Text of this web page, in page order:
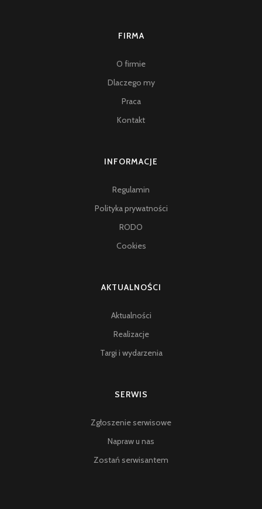
FIRMA
O firmie
Dlaczego my
Praca
Kontakt
INFORMACJE
Regulamin
Polityka prywatności
RODO
Cookies
AKTUALNOŚCI
Aktualności
Realizacje
Targi i wydarzenia
SERWIS
Zgłoszenie serwisowe
Napraw u nas
Zostań serwisantem